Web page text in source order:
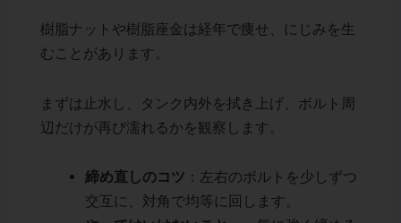
樹脂ナットや樹脂座金は経年で痩せ、にじみを生
むことがあります。
まずは止水し、タンク内外を拭き上げ、ボルト周
辺だけが再び濡れるかを観察します。
締め直しのコツ ：左右のボルトを少しずつ
交互に、対角で均等に回します。